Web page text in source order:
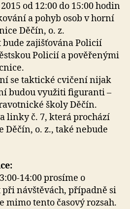
od 12:00 do 15:00 hodin
a pohyb osob v horní
Děčín, o. z.
bude zajišťována Policií
Policií a pověřenými
se taktické cvičení nijak
budou využiti figuranti –
školy Děčín.
linky č. 7, která prochází
Děčín, o. z., také nebude
14:00 prosíme o
návštěvách, případně si
mimo tento časový rozsah.